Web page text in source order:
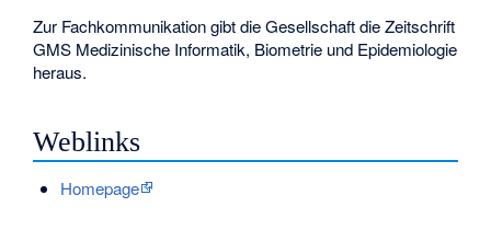
Zur Fachkommunikation gibt die Gesellschaft die Zeitschrift
GMS Medizinische Informatik, Biometrie und Epidemiologie
heraus.
Weblinks
Homepage